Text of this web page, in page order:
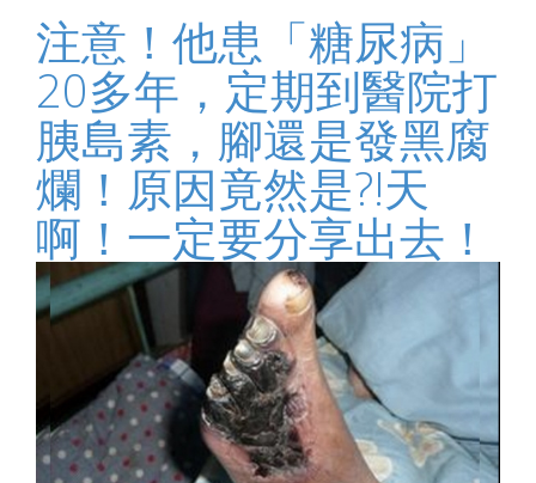
注意！他患「糖尿病」
20多年，定期到醫院打
胰島素，腳還是發黑腐
爛！原因竟然是?!天
啊！一定要分享出去！